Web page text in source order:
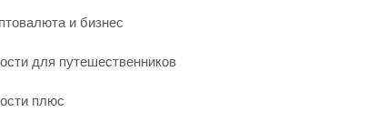
и бизнес
для путешественников
плюс